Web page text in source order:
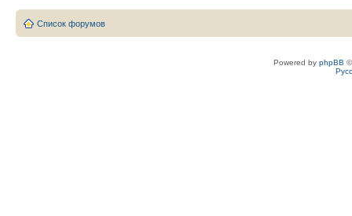
Список форумов
Powered by phpBB